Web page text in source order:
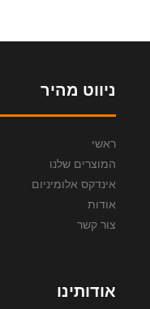
ניווט מהיר
ראשי
המוצרים שלנו
אינדקס אלומיניום
אודות
צור קשר
אודותינו